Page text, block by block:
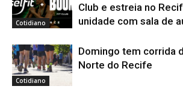
Cotidiano
Club e estreia no
unidade com sala de
Cotidiano
Domingo tem corrida
Norte do Recife